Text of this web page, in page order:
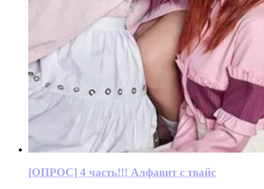
[ОПРОС] 4 часть!!! Алфавит с твайс